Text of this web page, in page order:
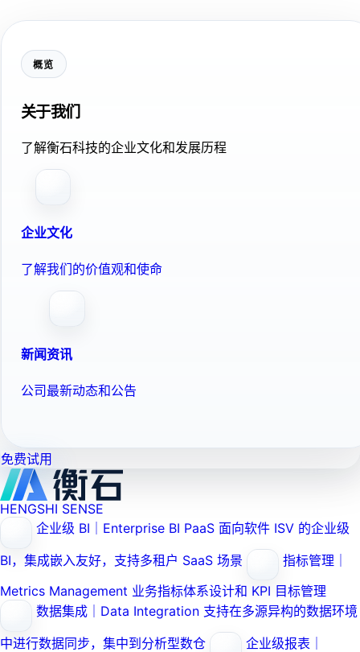
概览
关于我们
了解衡石科技的企业文化和发展历程
企业文化
了解我们的价值观和使命
新闻资讯
公司最新动态和公告
免费试用
HENGSHI SENSE
企业级 BI｜Enterprise BI PaaS 面向软件 ISV 的企业级
BI，集成嵌入友好，支持多租户 SaaS 场景
指标管理｜
Metrics Management 业务指标体系设计和 KPI 目标管理
数据集成｜Data Integration 支持在多源异构的数据环境
中进行数据同步，集中到分析型数仓
企业级报表｜